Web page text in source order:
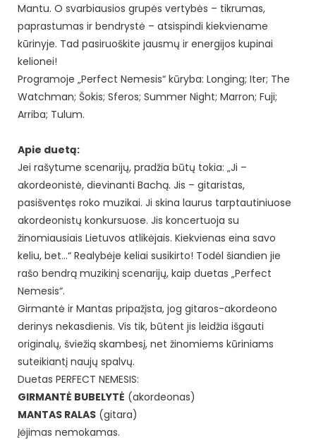
Mantu. O svarbiausios grupės vertybės – tikrumas,
paprastumas ir bendrystė – atsispindi kiekviename
kūrinyje. Tad pasiruoškite jausmų ir energijos kupinai
kelionei!
Programoje „Perfect Nemesis“ kūryba: Longing; Iter; The
Watchman; Šokis; Sferos; Summer Night; Marron; Fuji;
Arriba; Tulum.
Apie duetą:
Jei rašytume scenarijų, pradžia būtų tokia: „Ji –
akordeonistė, dievinanti Bachą. Jis – gitaristas,
pasišventęs roko muzikai. Ji skina laurus tarptautiniuose
akordeonistų konkursuose. Jis koncertuoja su
žinomiausiais Lietuvos atlikėjais. Kiekvienas eina savo
keliu, bet…“ Realybėje keliai susikirto! Todėl šiandien jie
rašo bendrą muzikinį scenarijų, kaip duetas „Perfect
Nemesis“.
Girmantė ir Mantas pripažįsta, jog gitaros-akordeono
derinys nekasdienis. Vis tik, būtent jis leidžia išgauti
originalų, šviežią skambesį, net žinomiems kūriniams
suteikiantį naujų spalvų.
Duetas PERFECT NEMESIS:
GIRMANTĖ BUBELYTĖ (akordeonas)
MANTAS RALAS (gitara)
Įėjimas nemokamas.